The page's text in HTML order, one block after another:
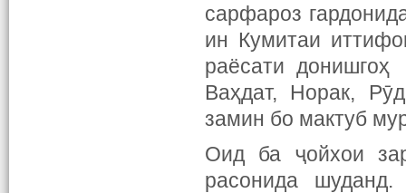
сарфароз
ин Кумитаи
раёсати
Ваҳдат, Норак,
замин бо мактуб
Оид ба ҷойхои
расонида